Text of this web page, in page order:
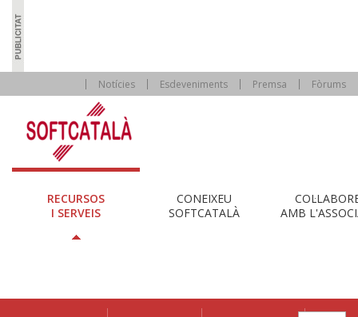
Notícies Esdeveniments Premsa Fòrums
RECURSOS
I SERVEIS
CONEIXEU
SOFTCATALÀ
AMB